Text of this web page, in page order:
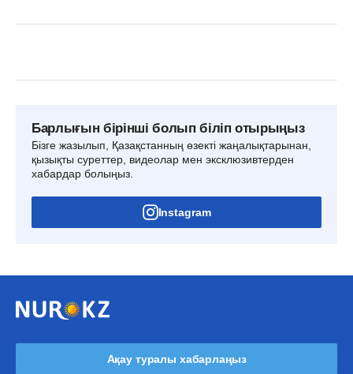
Барлығын бірінші болып біліп отырыңыз
Бізге жазылып, Қазақстанның өзекті жаңалықтарынан,
қызықты суреттер, видеолар мен эксклюзивтерден
хабардар болыңыз.
Instagram
Ақау туралы хабарлаңыз